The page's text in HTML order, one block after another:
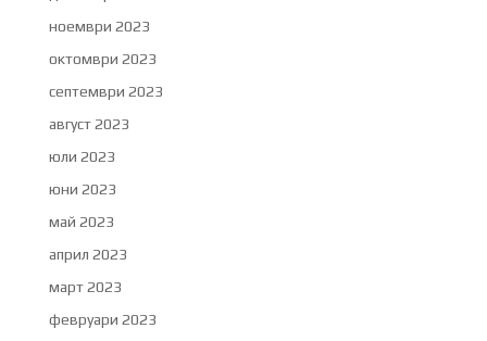
ноември 2023
октомври 2023
септември 2023
август 2023
юли 2023
юни 2023
май 2023
април 2023
март 2023
февруари 2023